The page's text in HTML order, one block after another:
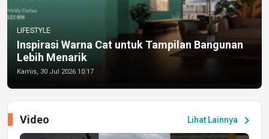
LIFESTYLE
Inspirasi Warna Cat untuk Tampilan Bangunan
Lebih Menarik
Kamis, 30 Jul 2026 10:17
Lihat Lainnya chevron_right
Video